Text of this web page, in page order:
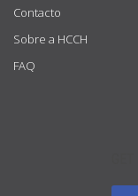
Contacto
Sobre a HCCH
FAQ